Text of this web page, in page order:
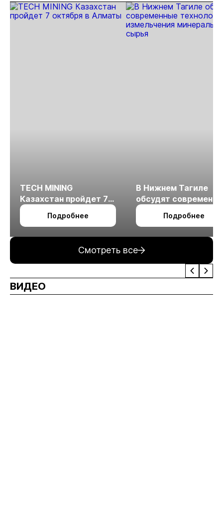
TECH MINING
Казахстан пройдет 7
октября в Алматы
Подробнее
В Нижнем Тагиле
обсудят
технологии
измельчения
Подробнее
Смотреть все
ВИДЕО